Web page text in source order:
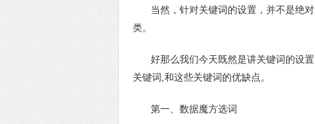
当然，针对关键词的设置，并不是绝
类。
好那么我们今天既然是讲关键词的设
关键词,和这些关键词的优缺点。
第一、数据魔方选词